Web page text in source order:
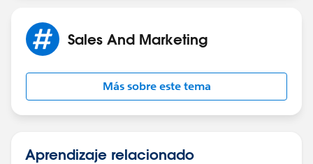
Sales And Marketing
Más sobre este tema
Aprendizaje relacionado